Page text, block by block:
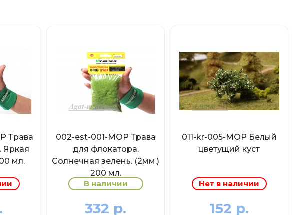
Трава
Яркая
мл.
002-est-001-МОР Трава
для флокатора.
Солнечная зелень. (2мм.)
200 мл.
В наличии
332 р.
011-kr-005-МОР Белый
цветущий куст
Нет в наличии
152 р.